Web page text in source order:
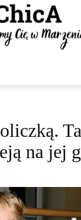
na jej